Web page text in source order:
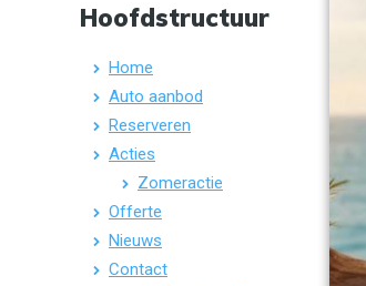
Hoofdstructuur
Home
Auto aanbod
Reserveren
Acties
Zomeractie
Offerte
Nieuws
Contact